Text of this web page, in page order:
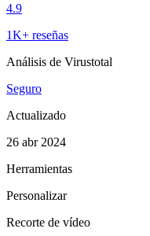
4.9
1K+ reseñas
Análisis de Virustotal
Seguro
Actualizado
26 abr 2024
Herramientas
Personalizar
Recorte de vídeo